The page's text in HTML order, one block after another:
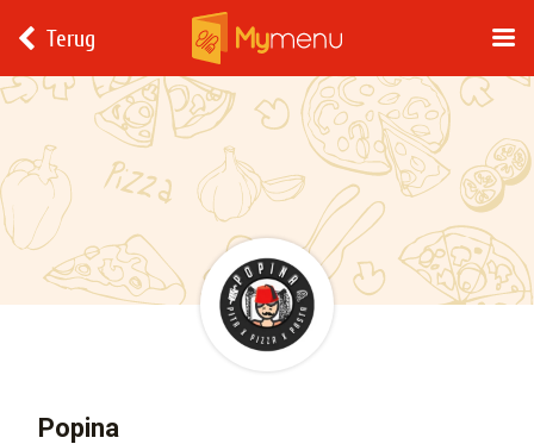
Terug
Popina